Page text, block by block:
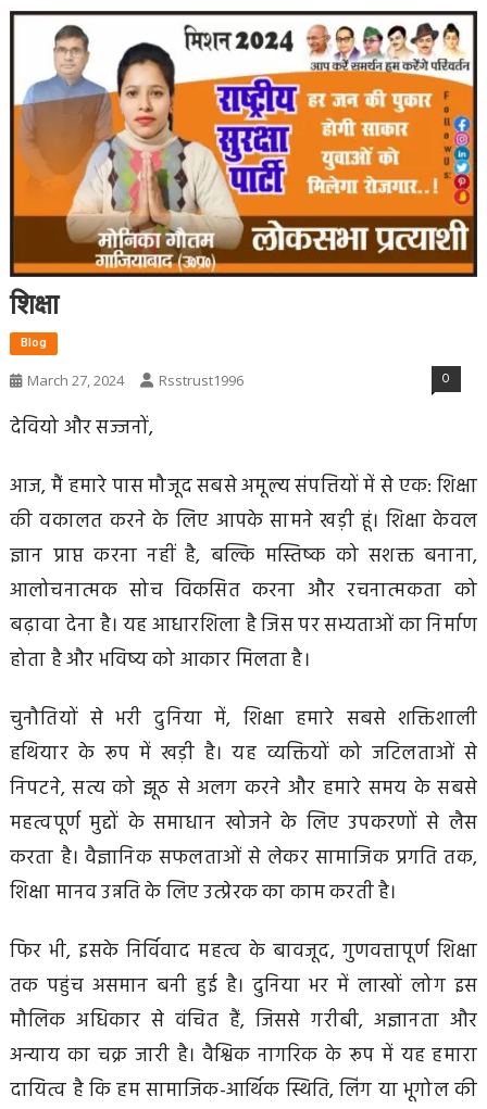
शिक्षा
Blog
March 27, 2024
Rsstrust1996 0
देवियो और सज्जनों,
आज, मैं हमारे पास मौजूद सबसे अमूल्य संपत्तियों में से एक: शिक्षा
की वकालत करने के लिए आपके सामने खड़ी हूं। शिक्षा केवल
ज्ञान प्राप्त करना नहीं है, बल्कि मस्तिष्क को सशक्त बनाना,
आलोचनात्मक सोच विकसित करना और रचनात्मकता को
बढ़ावा देना है। यह आधारशिला है जिस पर सभ्यताओं का निर्माण
होता है और भविष्य को आकार मिलता है।
चुनौतियों से भरी दुनिया में, शिक्षा हमारे सबसे शक्तिशाली
हथियार के रूप में खड़ी है। यह व्यक्तियों को जटिलताओं से
निपटने, सत्य को झूठ से अलग करने और हमारे समय के सबसे
महत्वपूर्ण मुद्दों के समाधान खोजने के लिए उपकरणों से लैस
करता है। वैज्ञानिक सफलताओं से लेकर सामाजिक प्रगति तक,
शिक्षा मानव उन्नति के लिए उत्प्रेरक का काम करती है।
फिर भी, इसके निर्विवाद महत्व के बावजूद, गुणवत्तापूर्ण शिक्षा
तक पहुंच असमान बनी हुई है। दुनिया भर में लाखों लोग इस
मौलिक अधिकार से वंचित हैं, जिससे गरीबी, अज्ञानता और
अन्याय का चक्र जारी है। वैश्विक नागरिक के रूप में यह हमारा
दायित्व है कि हम सामाजिक-आर्थिक स्थिति, लिंग या भूगोल की